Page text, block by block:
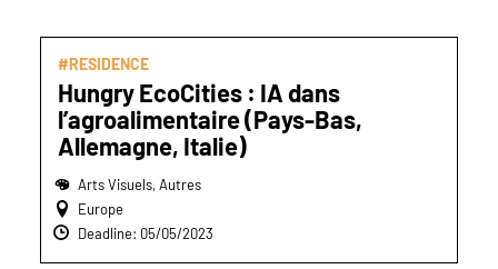
#RESIDENCE
Hungry EcoCities : IA dans
l’agroalimentaire (Pays-Bas,
Allemagne, Italie)
Arts Visuels, Autres
Europe
Deadline: 05/05/2023